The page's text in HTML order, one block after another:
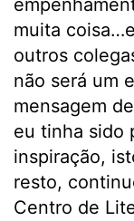
muita
outros
não será um
mensagem
eu tinha sido
inspiração,
resto,
Centro de